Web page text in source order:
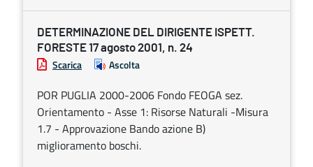
DETERMINAZIONE DEL DIRIGENTE ISPETT.
FORESTE 17 agosto 2001, n. 24
Scarica Ascolta
POR PUGLIA 2000-2006 Fondo FEOGA sez.
Orientamento - Asse 1: Risorse Naturali -Misura
1.7 - Approvazione Bando azione B)
miglioramento boschi.